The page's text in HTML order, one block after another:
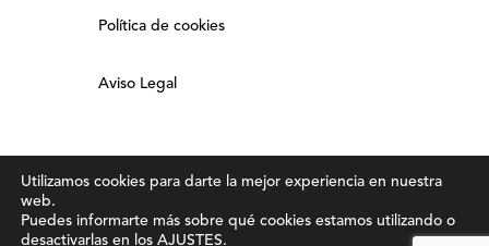
Política de cookies
Aviso Legal
Utilizamos cookies para darte la mejor experiencia en nuestra
web.
Puedes informarte más sobre qué cookies estamos utilizando o
desactivarlas en los AJUSTES.